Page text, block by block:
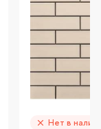
Нет в